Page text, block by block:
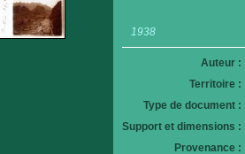
1938
Auteur :
Territoire :
Type de document :
Support et dimensions :
Provenance :